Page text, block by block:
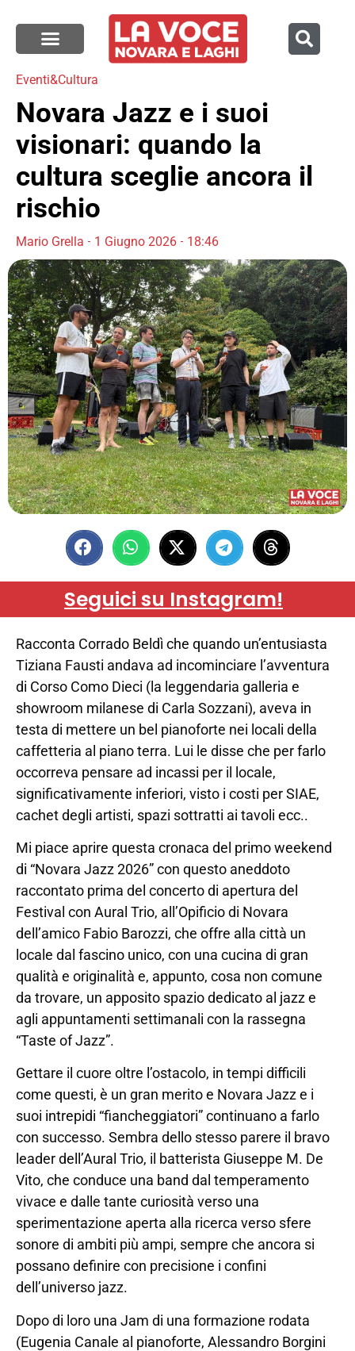
Eventi&Cultura
Novara Jazz e i suoi
visionari: quando la
cultura sceglie ancora il
rischio
Mario Grella 1 Giugno 2026 18:46
Seguici su Instagram!
Racconta Corrado Beldì che quando un’entusiasta
Tiziana Fausti andava ad incominciare l’avventura
di Corso Como Dieci (la leggendaria galleria e
showroom milanese di Carla Sozzani), aveva in
testa di mettere un bel pianoforte nei locali della
caffetteria al piano terra. Lui le disse che per farlo
occorreva pensare ad incassi per il locale,
significativamente inferiori, visto i costi per SIAE,
cachet degli artisti, spazi sottratti ai tavoli ecc..
Mi piace aprire questa cronaca del primo weekend
di “Novara Jazz 2026” con questo aneddoto
raccontato prima del concerto di apertura del
Festival con Aural Trio, all’Opificio di Novara
dell’amico Fabio Barozzi, che offre alla città un
locale dal fascino unico, con una cucina di gran
qualità e originalità e, appunto, cosa non comune
da trovare, un apposito spazio dedicato al jazz e
agli appuntamenti settimanali con la rassegna
“Taste of Jazz”.
Gettare il cuore oltre l’ostacolo, in tempi difficili
come questi, è un gran merito e Novara Jazz e i
suoi intrepidi “fiancheggiatori” continuano a farlo
con successo. Sembra dello stesso parere il bravo
leader dell’Aural Trio, il batterista Giuseppe M. De
Vito, che conduce una band dal temperamento
vivace e dalle tante curiosità verso una
sperimentazione aperta alla ricerca verso sfere
sonore di ambiti più ampi, sempre che ancora si
possano definire con precisione i confini
dell’universo jazz.
Dopo di loro una Jam di una formazione rodata
(Eugenia Canale al pianoforte, Alessandro Borgini